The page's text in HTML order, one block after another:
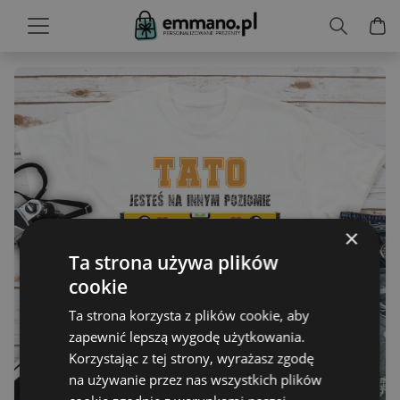
×
Ta strona używa plików
cookie
Ta strona korzysta z plików cookie, aby
zapewnić lepszą wygodę użytkowania.
Korzystając z tej strony, wyrażasz zgodę
na używanie przez nas wszystkich plików